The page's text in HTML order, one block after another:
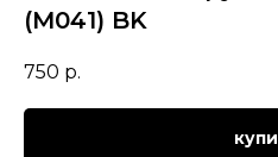
(M041) BK
750 р.